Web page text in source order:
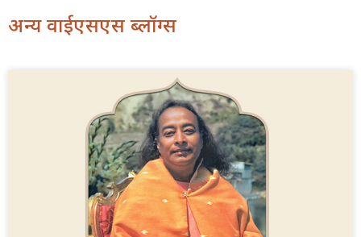
अन्य वाईएसएस ब्लॉग्स